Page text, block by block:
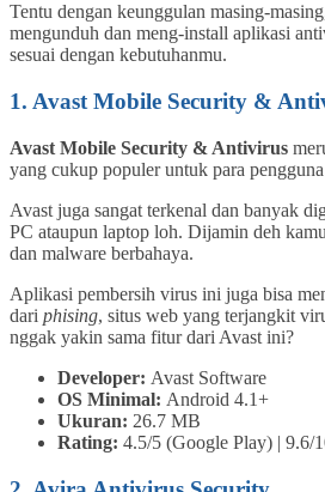
Tentu dengan keunggulan masing-
mengunduh dan meng-install aplikasi
sesuai dengan kebutuhanmu.
1. Avast Mobile Security &
Avast Mobile Security & Antivirus
yang cukup populer untuk para
Avast juga sangat terkenal dan banyak
PC ataupun laptop loh. Dijamin deh
dan malware berbahaya.
Aplikasi pembersih virus ini juga bisa
dari phising, situs web yang terjangkit
nggak yakin sama fitur dari Avast ini?
Developer: Avast Software
OS Minimal: Android 4.1+
Ukuran: 26.7 MB
Rating: 4.5/5 (Google Play) | 9.6/